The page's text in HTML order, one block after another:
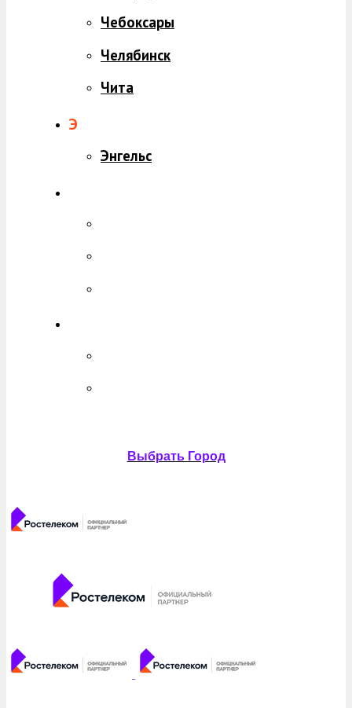
Чебоксары
Челябинск
Чита
Э
Энгельс
Выбрать Город